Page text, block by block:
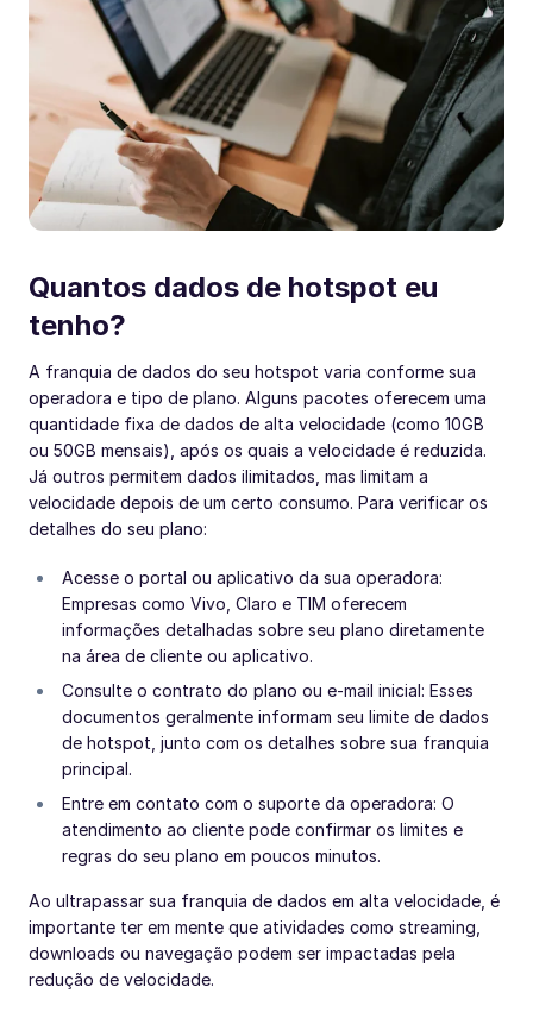
Quantos dados de hotspot eu
tenho?
A franquia de dados do seu hotspot varia conforme sua
operadora e tipo de plano. Alguns pacotes oferecem uma
quantidade fixa de dados de alta velocidade (como 10GB
ou 50GB mensais), após os quais a velocidade é reduzida.
Já outros permitem dados ilimitados, mas limitam a
velocidade depois de um certo consumo. Para verificar os
detalhes do seu plano:
Acesse o portal ou aplicativo da sua operadora:
Empresas como Vivo, Claro e TIM oferecem
informações detalhadas sobre seu plano diretamente
na área de cliente ou aplicativo.
Consulte o contrato do plano ou e-mail inicial: Esses
documentos geralmente informam seu limite de dados
de hotspot, junto com os detalhes sobre sua franquia
principal.
Entre em contato com o suporte da operadora: O
atendimento ao cliente pode confirmar os limites e
regras do seu plano em poucos minutos.
Ao ultrapassar sua franquia de dados em alta velocidade, é
importante ter em mente que atividades como streaming,
downloads ou navegação podem ser impactadas pela
redução de velocidade.